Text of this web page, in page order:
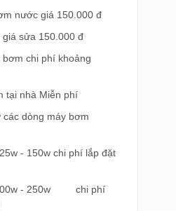
nước giá 150.000 đ
sửa 150.000 đ
chi phí khoảng
tại nhà Miễn phí
dòng máy bơm
- 150w chi phí lắp đặt
200w - 250w chi phí